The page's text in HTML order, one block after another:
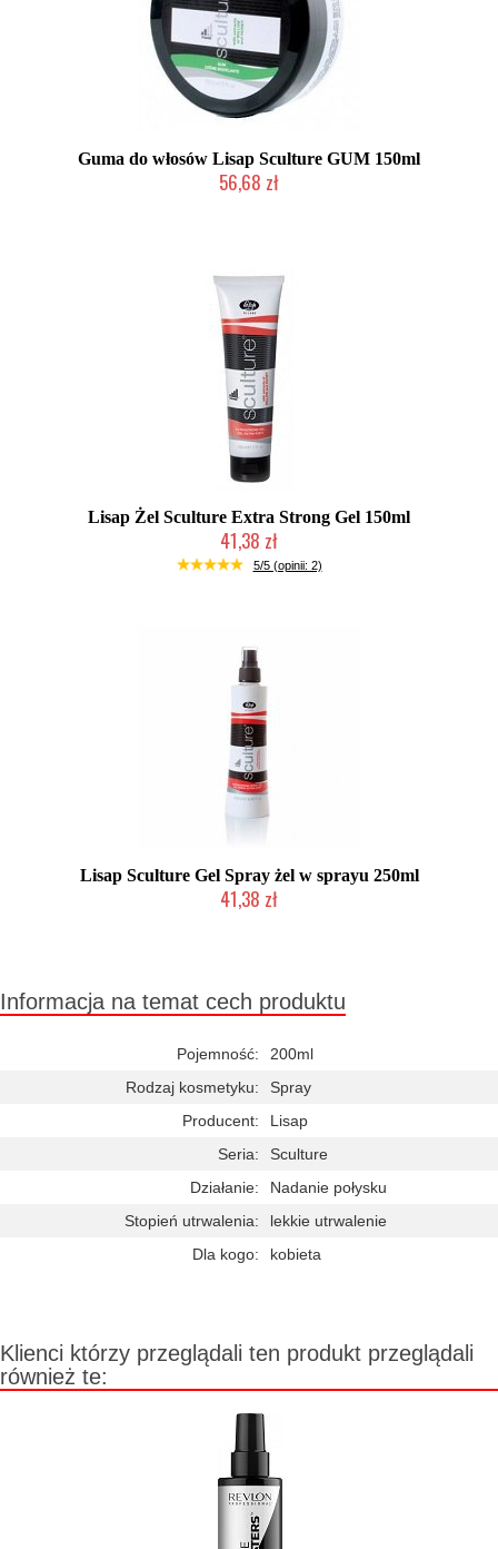
Guma do włosów Lisap Sculture GUM 150ml
56,68 zł
Lisap Żel Sculture Extra Strong Gel 150ml
41,38 zł
Duża ilość (wysyłka w 24h)
5/5 (opinii: 2)
Lisap Sculture Gel Spray żel w sprayu 250ml
41,38 zł
Informacja na temat cech produktu
Pojemność:
200ml
Rodzaj kosmetyku:
Spray
Producent:
Lisap
Seria:
Sculture
Działanie:
Nadanie połysku
Stopień utrwalenia:
lekkie utrwalenie
Dla kogo:
kobieta
Klienci którzy przeglądali ten produkt przeglądali
również te: